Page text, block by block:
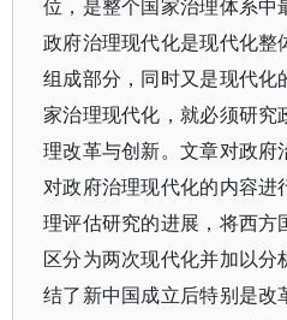
位，是整个国家治理体系中
政府治理现代化是现代化整
组成部分，同时又是现代化
家治理现代化，就必须研究
理改革与创新。文章对政府
对政府治理现代化的内容进
理评估研究的进展，将西方
区分为两次现代化并加以分
结了新中国成立后特别是改